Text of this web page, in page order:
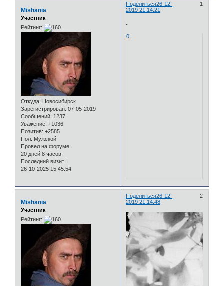
Поделиться 1
26-12-
2019 21:14:21
Mishania
Участник
Рейтинг:
Откуда: Новосибирск
Зарегистрирован: 07-05-2019
Сообщений: 1237
Уважение: +1036
Позитив: +2585
Пол: Мужской
Провел на форуме:
20 дней 8 часов
Последний визит:
26-10-2025 15:45:54
-
0
Поделиться 2
26-12-
2019 21:14:48
Mishania
Участник
Рейтинг: